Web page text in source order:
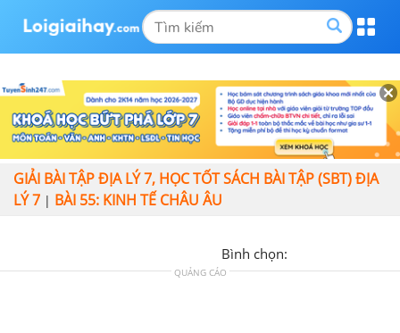
GIẢI BÀI TẬP ĐỊA LÝ 7, HỌC TỐT SÁCH BÀI TẬP (SBT) ĐỊA
LÝ 7 | BÀI 55: KINH TẾ CHÂU ÂU
Bình chọn:
QUẢNG CÁO